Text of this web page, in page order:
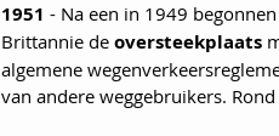
1951 - Na een in 1949
Brittannie de oversteekplaats
algemene
van andere weggebruikers.